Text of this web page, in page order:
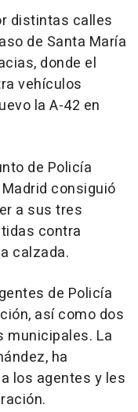
distintas calles
de Santa María
donde el
vehículos
la A-42 en
de Policía
consiguió
a sus tres
contra
calzada.
de Policía
así como dos
municipales. La
ha
los agentes y les